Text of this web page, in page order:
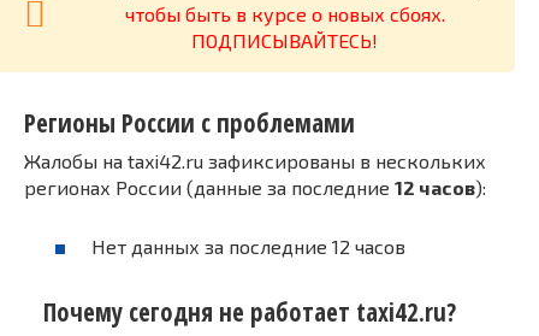
чтобы быть в курсе о новых сбоях.
ПОДПИСЫВАЙТЕСЬ!
Регионы России с проблемами
Жалобы на taxi42.ru зафиксированы в нескольких
регионах России (данные за последние 12 часов):
Нет данных за последние 12 часов
Почему сегодня не работает taxi42.ru?